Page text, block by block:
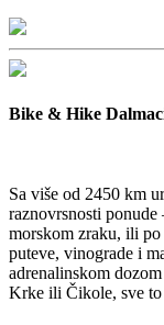
Bike & Hike
Sa više od 2450 km
raznovrsnosti
morskom zraku, ili po
puteve, vinograde i
adrenalinskom
Krke ili Čikole, sve